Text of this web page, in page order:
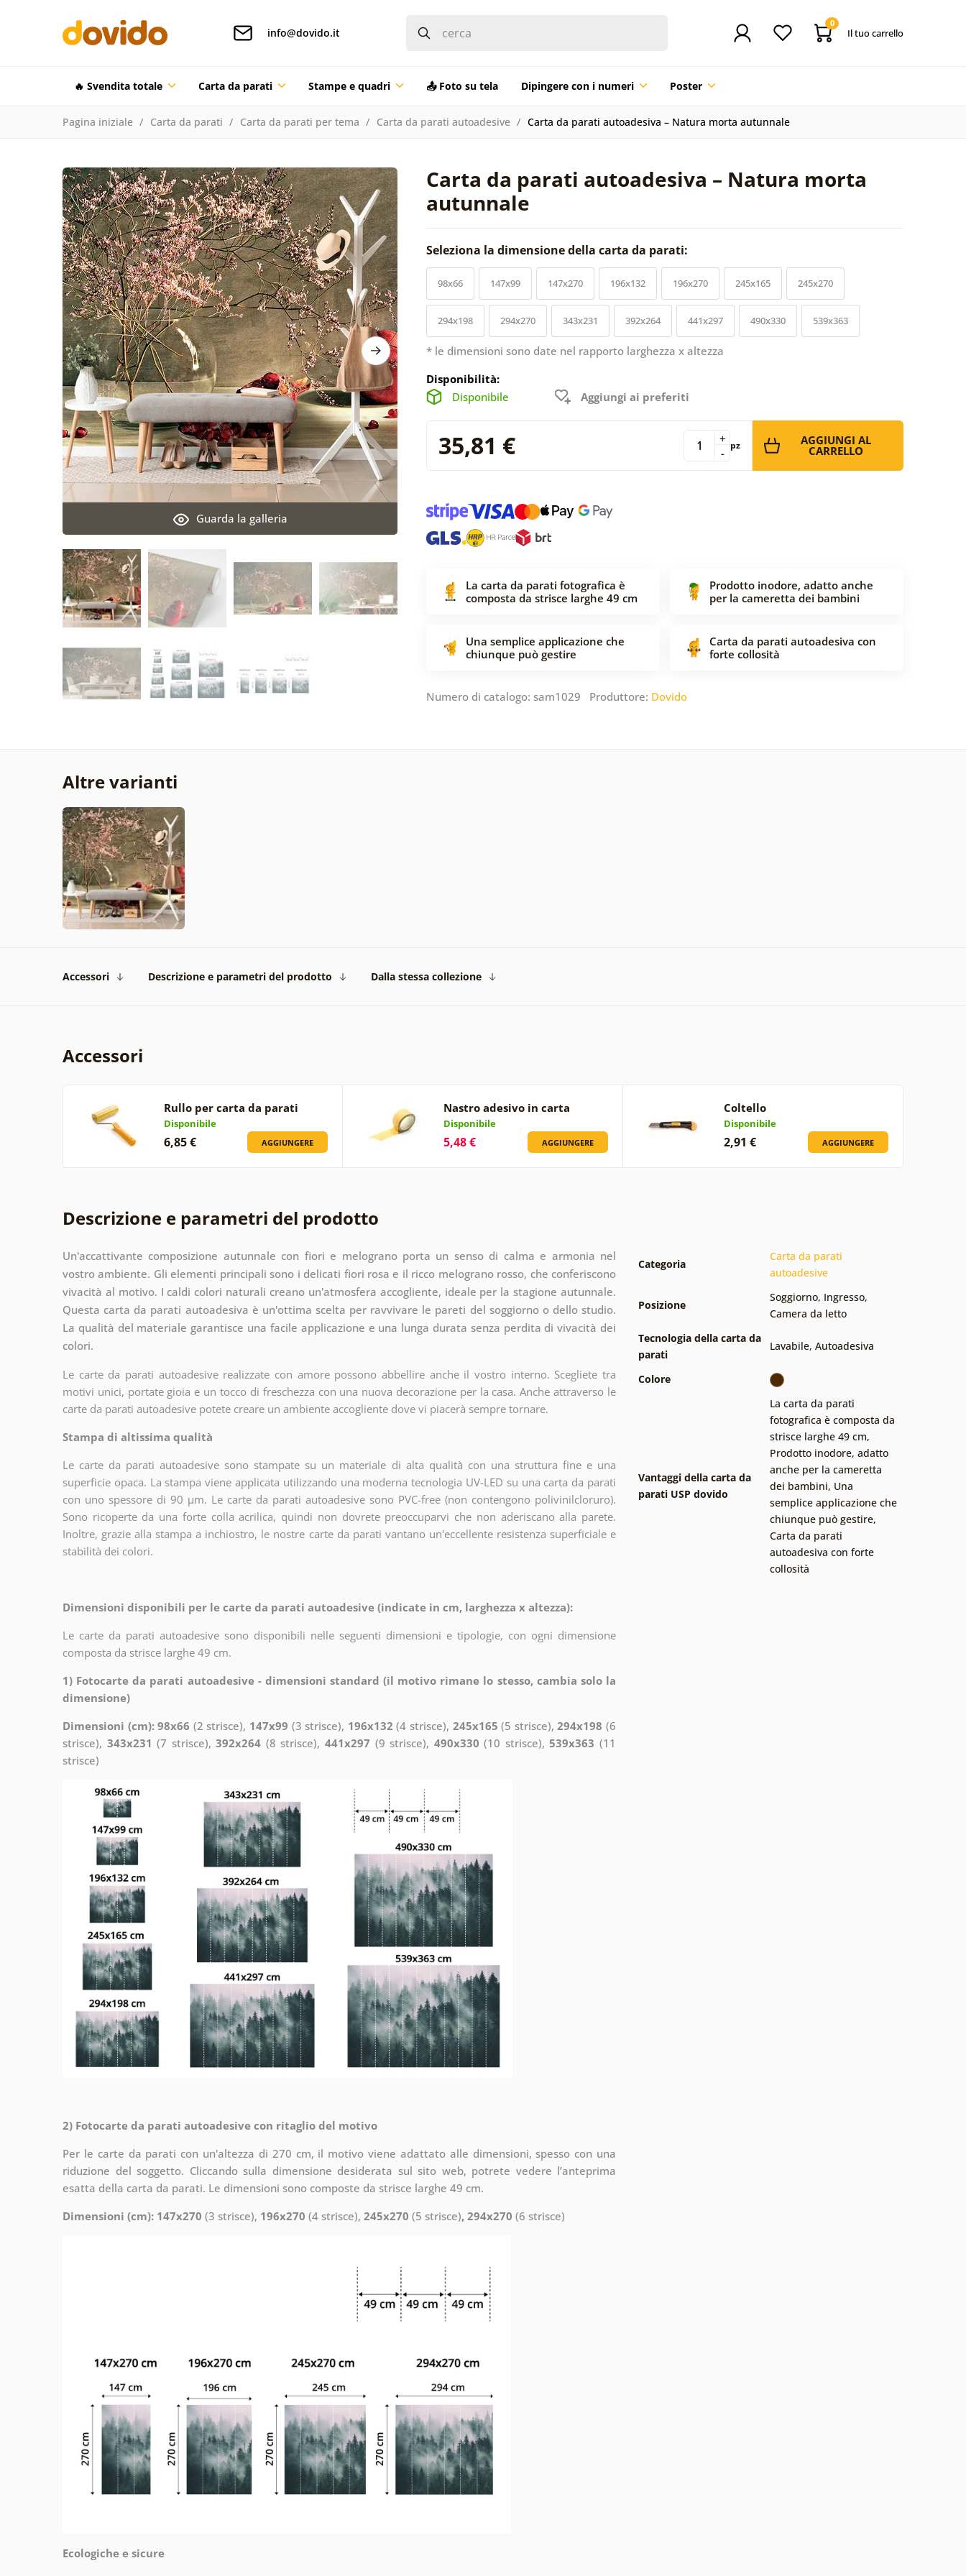
info@dovido.it
0
Il tuo carrello
🔥 Svendita totale Carta da parati Stampe e quadri 📤 Foto su tela Dipingere con i numeri Poster
Pagina iniziale Carta da parati Carta da parati per tema Carta da parati autoadesive Carta da parati autoadesiva – Natura morta autunnale
Carta da parati autoadesiva – Natura morta
autunnale
Guarda la galleria
Seleziona la dimensione della carta da parati:
98x66 147x99 147x270 196x132 196x270 245x165 245x270
294x198 294x270 343x231 392x264 441x297 490x330 539x363
* le dimensioni sono date nel rapporto larghezza x altezza
Disponibilità:
Disponibile
Aggiungi ai preferiti
35,81 € -
+ pz AGGIUNGI AL
CARRELLO
La carta da parati fotografica è
composta da strisce larghe 49 cm
Prodotto inodore, adatto anche
per la cameretta dei bambini
Una semplice applicazione che
chiunque può gestire
Carta da parati autoadesiva con
forte collosità
Numero di catalogo: sam1029 Produttore: Dovido
Altre varianti
Accessori Descrizione e parametri del prodotto Dalla stessa collezione
Accessori
Rullo per carta da parati
Disponibile
6,85 € AGGIUNGERE
Nastro adesivo in carta
Disponibile
5,48 € AGGIUNGERE
Coltello
Disponibile
2,91 € AGGIUNGERE
Descrizione e parametri del prodotto
Un'accattivante composizione autunnale con fiori e melograno porta un senso di calma e armonia nel
vostro ambiente. Gli elementi principali sono i delicati fiori rosa e il ricco melograno rosso, che conferiscono
vivacità al motivo. I caldi colori naturali creano un'atmosfera accogliente, ideale per la stagione autunnale.
Questa carta da parati autoadesiva è un'ottima scelta per ravvivare le pareti del soggiorno o dello studio.
La qualità del materiale garantisce una facile applicazione e una lunga durata senza perdita di vivacità dei
colori.
Le carte da parati autoadesive realizzate con amore possono abbellire anche il vostro interno. Scegliete tra
motivi unici, portate gioia e un tocco di freschezza con una nuova decorazione per la casa. Anche attraverso le
carte da parati autoadesive potete creare un ambiente accogliente dove vi piacerà sempre tornare.
Stampa di altissima qualità
Le carte da parati autoadesive sono stampate su un materiale di alta qualità con una struttura fine e una
superficie opaca. La stampa viene applicata utilizzando una moderna tecnologia UV-LED su una carta da parati
con uno spessore di 90 µm. Le carte da parati autoadesive sono PVC-free (non contengono polivinilcloruro).
Sono ricoperte da una forte colla acrilica, quindi non dovrete preoccuparvi che non aderiscano alla parete.
Inoltre, grazie alla stampa a inchiostro, le nostre carte da parati vantano un'eccellente resistenza superficiale e
stabilità dei colori.
Dimensioni disponibili per le carte da parati autoadesive (indicate in cm, larghezza x altezza):
Le carte da parati autoadesive sono disponibili nelle seguenti dimensioni e tipologie, con ogni dimensione
composta da strisce larghe 49 cm.
1) Fotocarte da parati autoadesive - dimensioni standard (il motivo rimane lo stesso, cambia solo la
dimensione)
Dimensioni (cm): 98x66 (2 strisce), 147x99 (3 strisce), 196x132 (4 strisce), 245x165 (5 strisce),294x198 (6
strisce), 343x231 (7 strisce),392x264 (8 strisce),441x297 (9 strisce), 490x330 (10 strisce),539x363 (11
strisce)
2) Fotocarte da parati autoadesive con ritaglio del motivo
Per le carte da parati con un'altezza di 270 cm, il motivo viene adattato alle dimensioni, spesso con una
riduzione del soggetto. Cliccando sulla dimensione desiderata sul sito web, potrete vedere l’anteprima
esatta della carta da parati. Le dimensioni sono composte da strisce larghe 49 cm.
Dimensioni (cm): 147x270 (3 strisce), 196x270 (4 strisce), 245x270 (5 strisce), 294x270 (6 strisce)
Ecologiche e sicure
Categoria
Carta da parati
autoadesive
Posizione
Soggiorno, Ingresso,
Camera da letto
Tecnologia della carta da
parati
Lavabile, Autoadesiva
Colore
Vantaggi della carta da
parati USP dovido
La carta da parati
fotografica è composta da
strisce larghe 49 cm,
Prodotto inodore, adatto
anche per la cameretta
dei bambini, Una
semplice applicazione che
chiunque può gestire,
Carta da parati
autoadesiva con forte
collosità